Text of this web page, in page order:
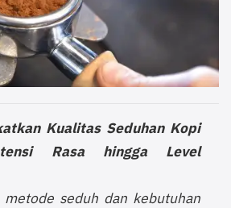
Kualitas Seduhan Kopi
Rasa hingga Level
metode seduh dan kebutuhan